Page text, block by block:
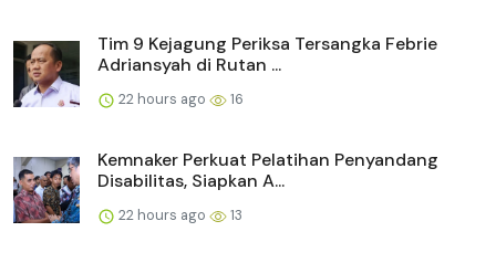
Tim 9 Kejagung Periksa Tersangka Febrie
Adriansyah di Rutan ...
22 hours ago 16
Kemnaker Perkuat Pelatihan Penyandang
Disabilitas, Siapkan A...
22 hours ago 13